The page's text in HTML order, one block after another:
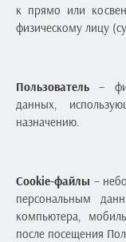
к прямо или
физическому лицу
Пользователь –
данных,
назначению.
Cookie-файлы –
персональным
компьютера,
после посещения